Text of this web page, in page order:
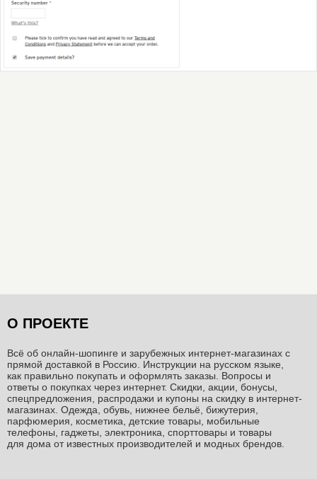
О ПРОЕКТЕ
Всё об онлайн-шопинге и зарубежных интернет-магазинах c
прямой доставкой в Россию. Инструкции на русском языке,
как правильно покупать и оформлять заказы. Вопросы и
ответы о покупках через интернет. Скидки, акции, бонусы,
спецпредложения, распродажи и купоны на скидку в интернет-
магазинах. Одежда, обувь, нижнее бельё, бижутерия,
парфюмерия, косметика, детские товары, мобильные
телефоны, гаджеты, электроника, спорттовары и товары
для дома от известных производителей и модных брендов.